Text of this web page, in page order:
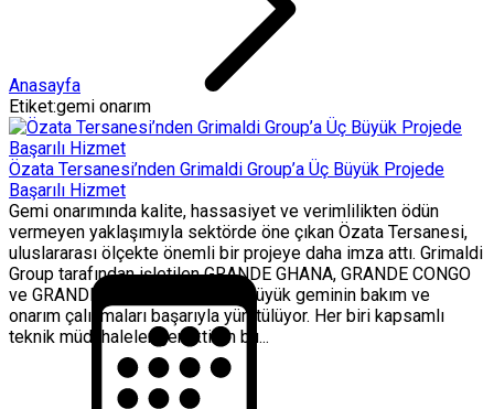
Anasayfa
Etiket:gemi onarım
Özata Tersanesi’nden Grimaldi Group’a Üç Büyük Projede
Başarılı Hizmet
Gemi onarımında kalite, hassasiyet ve verimlilikten ödün
vermeyen yaklaşımıyla sektörde öne çıkan Özata Tersanesi,
uluslararası ölçekte önemli bir projeye daha imza attı. Grimaldi
Group tarafından işletilen GRANDE GHANA, GRANDE CONGO
ve GRANDE MAROCCO adlı üç büyük geminin bakım ve
onarım çalışmaları başarıyla yürütülüyor. Her biri kapsamlı
teknik müdahaleler gerektiren bu...